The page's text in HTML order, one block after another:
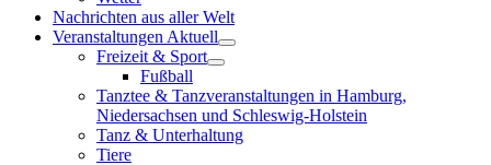
Nachrichten aus aller Welt
Veranstaltungen Aktuell
Freizeit & Sport
Fußball
Tanztee & Tanzveranstaltungen in Hamburg,
Niedersachsen und Schleswig-Holstein
Tanz & Unterhaltung
Tiere